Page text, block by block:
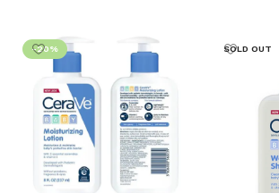
-20% SOLD OUT